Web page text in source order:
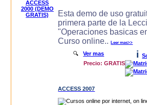
Esta demo de uso
primera parte de la
"Operaciones basicas
Curso online..Leer mas>>
🔍Ver mas i
Precio: GRATIS
ACCESS 2007